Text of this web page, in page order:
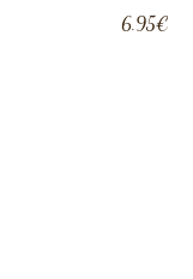
‏6.95 ‏€